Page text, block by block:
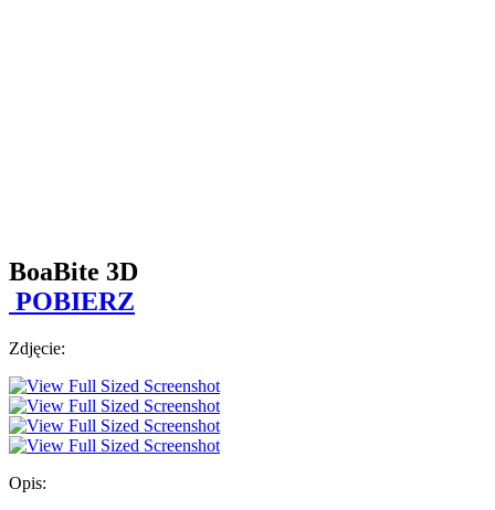
BoaBite 3D
POBIERZ
Zdjęcie:
Opis: